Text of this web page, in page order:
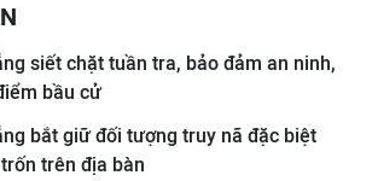
TUẦN
THÁNG
siết chặt tuần tra, bảo đảm an ninh,
bầu cử
bắt giữ đối tượng truy nã đặc biệt
trên địa bàn